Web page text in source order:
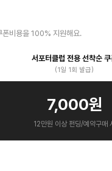
폰비용을 100% 지원해요.
서포터클럽 전용 선착순 쿠
(1일 1회 발급)
7,000원
12만원 이상 펀딩/예약구매